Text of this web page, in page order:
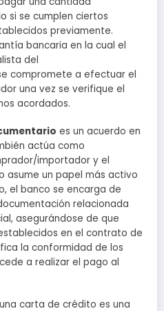
si se cumplen ciertos
previamente.
bancaria en la cual el
del
compromete a efectuar el
una vez se verifique el
acordados.
es un acuerdo en
actúa como
importador y el
asume un papel más activo
el banco se encarga de
relacionada
asegurándose de que
en el contrato de
la conformidad de los
a realizar el pago al
carta de crédito es una